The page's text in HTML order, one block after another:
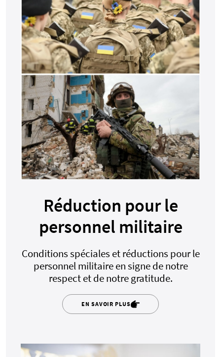
Réduction pour le
personnel militaire
Conditions spéciales et réductions pour le
personnel militaire en signe de notre
respect et de notre gratitude.
EN SAVOIR PLUS